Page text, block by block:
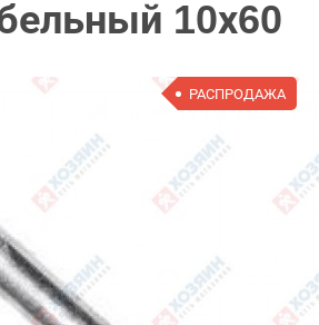
10х60
РАСПРОДАЖА